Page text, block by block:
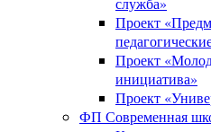
Проект
Проект
инициатива»
Проект
ФП Современная